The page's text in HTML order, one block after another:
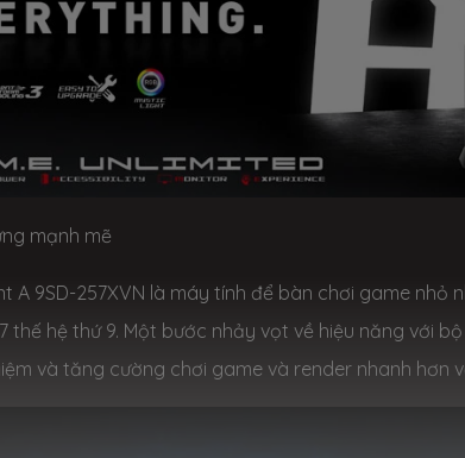
mạnh mẽ
A 9SD-257XVN là máy tính để bàn chơi game
thế hệ thứ 9. Một bước nhảy vọt về hiệu năng với
và tăng cường chơi game và render nhanh hơn